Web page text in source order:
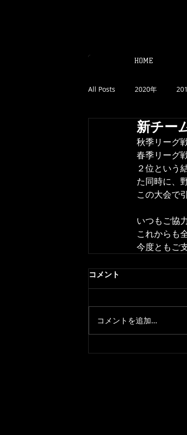
HOME
All Posts 2020年
新チー
秋季リーグ
春季リーグ
２位という
た同時に、
この大会で
いつもご協
これからも
今度ともご
コメント
コメントを追加…